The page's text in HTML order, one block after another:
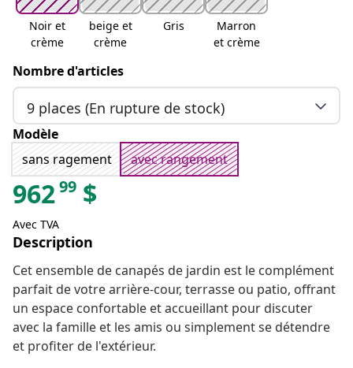
Noir et
crème
beige et
crème
Gris
Marron
et crème
Nombre d'articles
9 places (En rupture de stock)
Modèle
sans ragement
avec rangement
96299 $
Avec TVA
Description
Cet ensemble de canapés de jardin est le complément
parfait de votre arrière-cour, terrasse ou patio, offrant
un espace confortable et accueillant pour discuter
avec la famille et les amis ou simplement se détendre
et profiter de l'extérieur.